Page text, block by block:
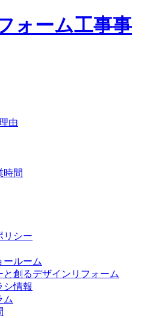
由
時間
リシー
ールーム
と創るデザインリフォーム
シ情報
ム